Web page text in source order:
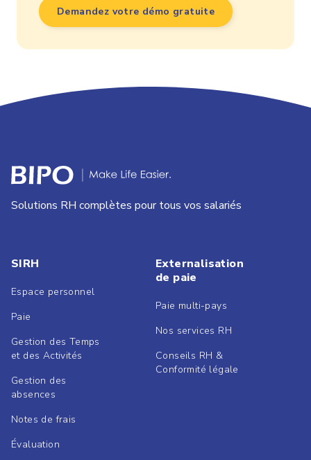
Demandez votre démo gratuite
Solutions RH complètes pour tous vos salariés
SIRH
Espace personnel
Paie
Gestion des Temps
et des Activités
Gestion des
absences
Notes de frais
Évaluation
Externalisation
de paie
Paie multi-pays
Nos services RH
Conseils RH &
Conformité légale